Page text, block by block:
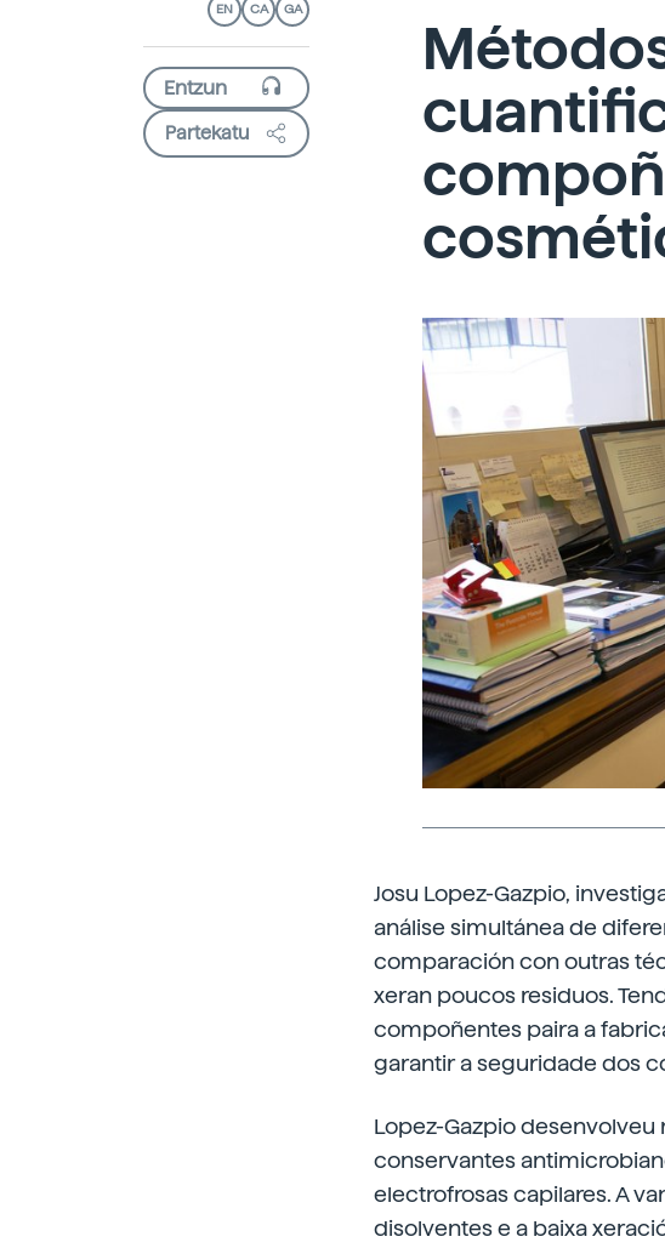
EN CA GA
Partekatu
Josu Lopez-Gazpio,
análise simultánea de
comparación con outras
xeran poucos residuos.
compoñentes paira a
garantir a seguridade dos
Lopez-Gazpio
conservantes
electrofrosas capilares. A
disolventes e a baixa